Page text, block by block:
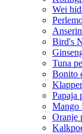
Wei
Bird's
Tuna
Bonito
Papaja
Mango
Oranje